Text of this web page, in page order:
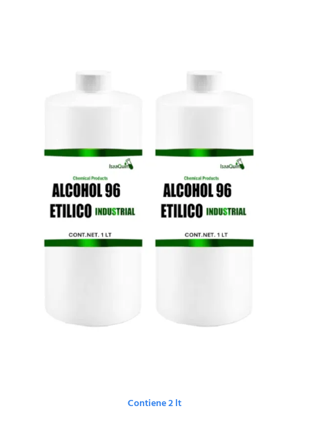
Contiene 2 lt